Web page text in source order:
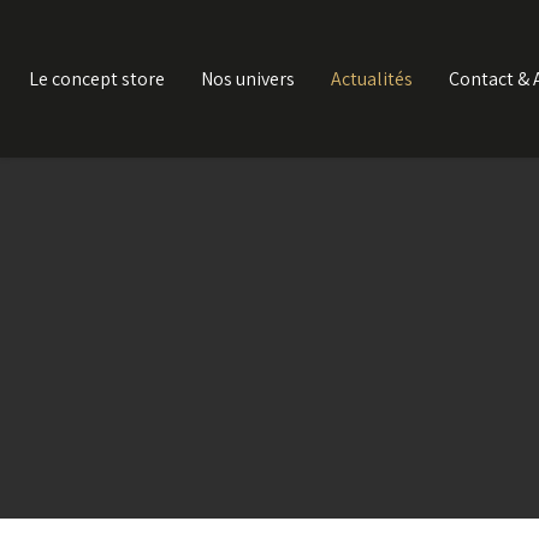
Le concept store Nos univers Actualités Contact &